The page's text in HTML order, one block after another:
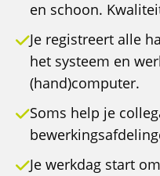
en schoon.
Je registreert alle
het systeem en
(hand)computer.
Soms help je
Je werkdag start